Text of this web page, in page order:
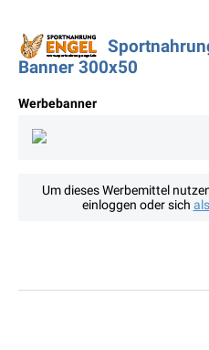
Banner 300x50
Werbebanner
Um dieses Werbemittel
einloggen oder sich